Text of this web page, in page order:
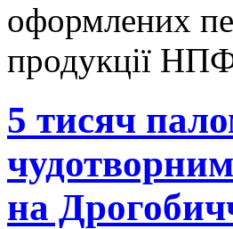
оформлених
продукції
5 тисяч
на